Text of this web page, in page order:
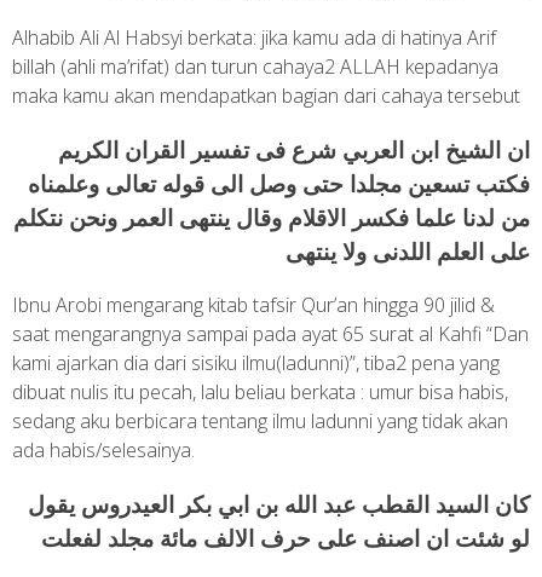
Alhabib Ali Al Habsyi berkata: jika kamu ada di hatinya Arif
billah (ahli ma’rifat) dan turun cahaya2 ALLAH kepadanya
maka kamu akan mendapatkan bagian dari cahaya tersebut
ان الشيخ ابن العربي شرع فى تفسير القران الكريم
فكتب تسعين مجلدا حتى وصل الى قوله تعالى وعلمناه
من لدنا علما فكسر الاقلام وقال ينتهى العمر ونحن نتكلم
على العلم اللدنى ولا ينتهى
Ibnu Arobi mengarang kitab tafsir Qur’an hingga 90 jilid &
saat mengarangnya sampai pada ayat 65 surat al Kahfi “Dan
kami ajarkan dia dari sisiku ilmu(ladunni)”, tiba2 pena yang
dibuat nulis itu pecah, lalu beliau berkata : umur bisa habis,
sedang aku berbicara tentang ilmu ladunni yang tidak akan
ada habis/selesainya.
كان السيد القطب عبد الله بن ابي بكر العيدروس يقول
لو شئت ان اصنف على حرف الالف مائة مجلد لفعلت